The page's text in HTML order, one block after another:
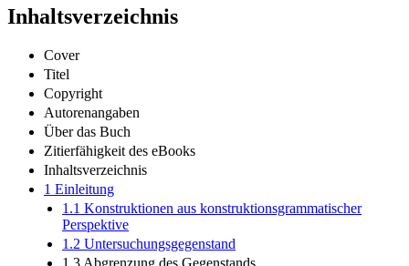
Inhaltsverzeichnis
Cover
Titel
Copyright
Autorenangaben
Über das Buch
Zitierfähigkeit des eBooks
Inhaltsverzeichnis
1 Einleitung
1.1 Konstruktionen aus konstruktionsgrammatischer
Perspektive
1.2 Untersuchungsgegenstand
1.3 Abgrenzung des Gegenstands